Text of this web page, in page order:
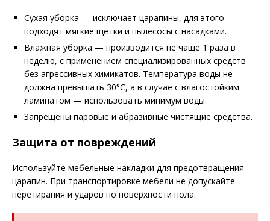
Сухая уборка — исключает царапины, для этого
подходят мягкие щетки и пылесосы с насадками.
Влажная уборка — производится не чаще 1 раза в
неделю, с применением специализированных средств
без агрессивных химикатов. Температура воды не
должна превышать 30°C, а в случае с влагостойким
ламинатом — использовать минимум воды.
Запрещены паровые и абразивные чистящие средства.
Защита от повреждений
Используйте мебельные накладки для предотвращения
царапин. При транспортировке мебели не допускайте
перетирания и ударов по поверхности пола.